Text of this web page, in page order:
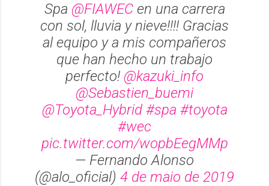
Spa @FIAWECen una carrera
con sol, lluvia y nieve!!!! Gracias
al equipo y a mis compañeros
que han hecho un trabajo
perfecto! @kazuki_info
@Sebastien_buemi
@Toyota_Hybrid #spa #toyota
#wec
pic.twitter.com/wopbEegMMp
— Fernando Alonso
(@alo_oficial) 4 de maio de 2019